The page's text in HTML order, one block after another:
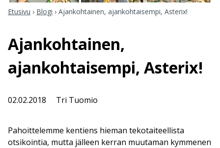
Etusivu › Blogi › Ajankohtainen, ajankohtaisempi, Asterix!
Ajankohtainen,
ajankohtaisempi, Asterix!
02.02.2018 Tri Tuomio
Pahoittelemme kentiens hieman tekotaiteellista
otsikointia, mutta jälleen kerran muutaman kymmenen